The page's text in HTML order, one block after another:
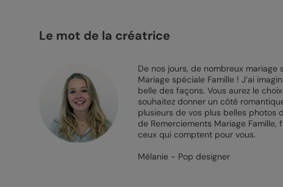
Le mot de la créatrice
De nos jours, de nombreux
Mariage spéciale Famille ! J’ai
belle des façons. Vous aurez le
souhaitez donner un côté
plusieurs de vos plus belles photos
de Remerciements Mariage
ceux qui comptent pour vous.
Mélanie - Pop designer